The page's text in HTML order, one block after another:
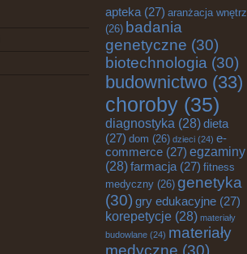
apteka (27) aranżacja wnętrz
(26) badania
genetyczne (30)
biotechnologia (30)
budownictwo (33)
choroby (35)
diagnostyka (28)dieta
(27) dom (26) dzieci (24) e-
commerce (27) egzaminy
(28)farmacja (27) fitness
medyczny (26) genetyka
(30) gry edukacyjne (27)
korepetycje (28) materiały
budowlane (24) materiały
medyczne (30)